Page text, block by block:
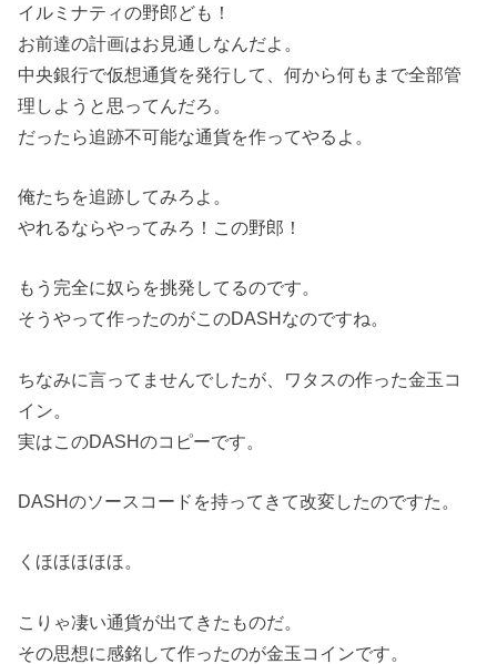
イルミナティの野郎ども！
お前達の計画はお見通しなんだよ。
中央銀行で仮想通貨を発行して、何から何もまで全部管
理しようと思ってんだろ。
だったら追跡不可能な通貨を作ってやるよ。
俺たちを追跡してみろよ。
やれるならやってみろ！この野郎！
もう完全に奴らを挑発してるのです。
そうやって作ったのがこのDASHなのですね。
ちなみに言ってませんでしたが、ワタスの作った金玉コ
イン。
実はこのDASHのコピーです。
DASHのソースコードを持ってきて改変したのですた。
くほほほほほ。
こりゃ凄い通貨が出てきたものだ。
その思想に感銘して作ったのが金玉コインです。